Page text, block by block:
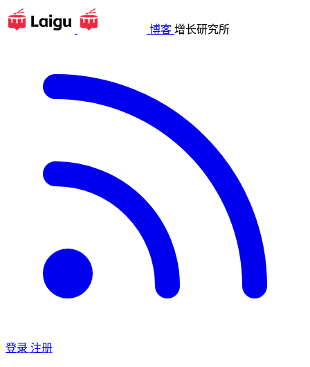
博客 增长研究所
登录 注册